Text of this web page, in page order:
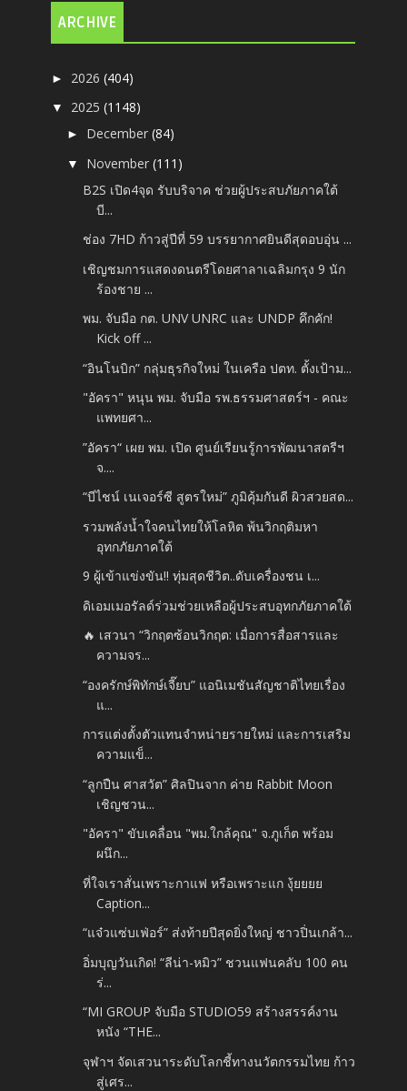
ARCHIVE
► 2026(404)
▼ 2025(1148)
► December(84)
▼ November(111)
B2S เปิด4จุด รับบริจาค ช่วยผู้ประสบภัยภาคใต้
บี...
ช่อง 7HD ก้าวสู่ปีที่ 59 บรรยากาศยินดีสุดอบอุ่น ...
เชิญชมการแสดงดนตรีโดยศาลาเฉลิมกรุง 9 นัก
ร้องชาย ...
พม. จับมือ กต. UNV UNRC และ UNDP คึกคัก!
Kick off ...
“อินโนบิก” กลุ่มธุรกิจใหม่ ในเครือ ปตท. ตั้งเป้าม...
"อัครา" หนุน พม. จับมือ รพ.ธรรมศาสตร์ฯ - คณะ
แพทยศา...
”อัครา“ เผย พม. เปิด ศูนย์เรียนรู้การพัฒนาสตรีฯ
จ....
“บีไชน์ เนเจอร์ซี สูตรใหม่” ภูมิคุ้มกันดี ผิวสวยสด...
รวมพลังน้ำใจคนไทยให้โลหิต พ้นวิกฤติมหา
อุทกภัยภาคใต้
9 ผู้เข้าแข่งขัน!! ทุ่มสุดชีวิต..ดับเครื่องชน เ...
ดิเอมเมอรัลด์ร่วมช่วยเหลือผู้ประสบอุทกภัยภาคใต้
🔥 เสวนา “วิกฤตซ้อนวิกฤต: เมื่อการสื่อสารและ
ความจร...
“องครักษ์พิทักษ์เจี๊ยบ” แอนิเมชันสัญชาติไทยเรื่อง
แ...
การแต่งตั้งตัวแทนจำหน่ายรายใหม่ และการเสริม
ความแข็...
“ลูกปืน ศาสวัต” ศิลปินจาก ค่าย Rabbit Moon
เชิญชวน...
"อัครา" ขับเคลื่อน "พม.ใกล้คุณ" จ.ภูเก็ต พร้อม
ผนึก...
ที่ใจเราสั่นเพราะกาแฟ หรือเพราะแก งุ้ยยยย
Caption...
“แจ๋วแซ่บเฟ่อร์” ส่งท้ายปีสุดยิ่งใหญ่ ชาวปิ่นเกล้า...
อิ่มบุญวันเกิด! “ลีน่า-หมิว” ชวนแฟนคลับ 100 คน
ร่...
“MI GROUP จับมือ STUDIO59 สร้างสรรค์งาน
หนัง “THE...
จุฬาฯ จัดเสวนาระดับโลกชี้ทางนวัตกรรมไทย ก้าว
สู่เศร...